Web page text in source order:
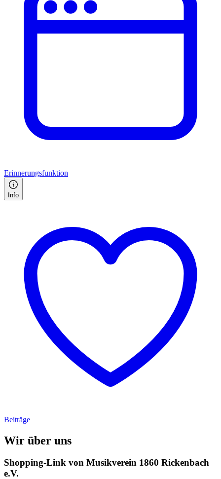
Erinnerungsfunktion
Info
Beiträge
Wir über uns
Shopping-Link von Musikverein 1860 Rickenbach
e.V.